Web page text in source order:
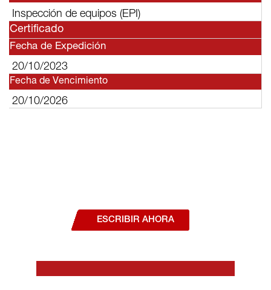
Inspección de equipos (EPI)
Certificado
Fecha de Expedición
20/10/2023
Fecha de Vencimiento
20/10/2026
ESCRIBIR AHORA